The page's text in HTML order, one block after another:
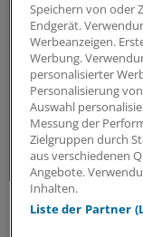
Evidenz, Resistenz
Therapie bei
Speichern von oder
Endgerät.
Werbeanzeigen.
Werbung.
personalisierter
Personalisierung
Auswahl
Messung der
Zielgruppen durch
aus verschiedenen
Angebote.
Inhalten.
Liste der Partner